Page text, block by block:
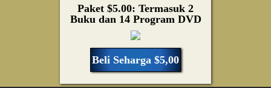
Paket $5.00: Termasuk 2
Buku dan 14 Program DVD
Beli Seharga $5,00